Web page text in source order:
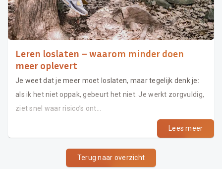
Leren loslaten – waarom minder doen
meer oplevert
Je weet dat je meer moet loslaten, maar tegelijk denk je:
als ik het niet oppak, gebeurt het niet. Je werkt zorgvuldig,
ziet snel waar risico’s ont...
Lees meer
Terug naar overzicht